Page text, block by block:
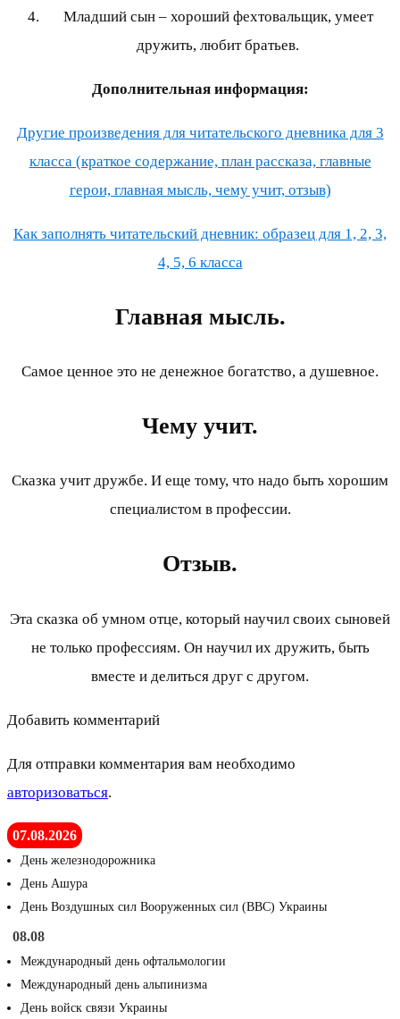
Младший сын – хороший фехтовальщик, умеет
дружить, любит братьев.
Дополнительная информация:
Другие произведения для читательского дневника для 3
класса (краткое содержание, план рассказа, главные
герои, главная мысль, чему учит, отзыв)
Как заполнять читательский дневник: образец для 1, 2, 3,
4, 5, 6 класса
Главная мысль.
Самое ценное это не денежное богатство, а душевное.
Чему учит.
Сказка учит дружбе. И еще тому, что надо быть хорошим
специалистом в профессии.
Отзыв.
Эта сказка об умном отце, который научил своих сыновей
не только профессиям. Он научил их дружить, быть
вместе и делиться друг с другом.
Добавить комментарий
Для отправки комментария вам необходимо
авторизоваться.
07.08.2026
День железнодорожника
День Ашура
День Воздушных сил Вооруженных сил (ВВС) Украины
08.08
Международный день офтальмологии
Международный день альпинизма
День войск связи Украины